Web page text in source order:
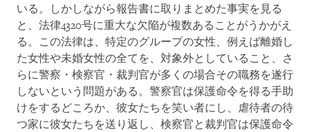
いる。しかしながら報告書に取りまとめた事実を見る
と、法律4320号に重大な欠陥が複数あることがうかがえ
る。この法律は、特定のグループの女性、例えば離婚し
た女性や未婚女性の全てを、対象外としていること、さ
らに警察・検察官・裁判官が多くの場合その職務を遂行
しないという問題がある。警察官は保護命令を得る手助
けをするどころか、彼女たちを笑い者にし、虐待者の待
つ家に彼女たちを送り返し、検察官と裁判官は保護命令